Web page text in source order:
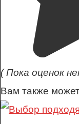
( Пока оценок
Вам также